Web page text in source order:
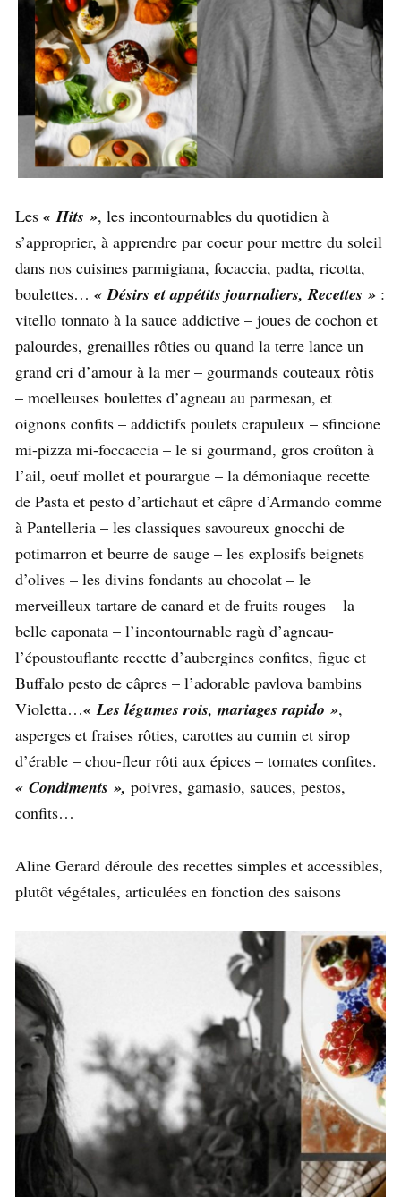
Les « Hits », les incontournables du quotidien à
s’approprier, à apprendre par coeur pour mettre du soleil
dans nos cuisines parmigiana, focaccia, padta, ricotta,
boulettes… « Désirs et appétits journaliers, Recettes » :
vitello tonnato à la sauce addictive – joues de cochon et
palourdes, grenailles rôties ou quand la terre lance un
grand cri d’amour à la mer – gourmands couteaux rôtis
– moelleuses boulettes d’agneau au parmesan, et
oignons confits – addictifs poulets crapuleux – sfincione
mi-pizza mi-foccaccia – le si gourmand, gros croûton à
l’ail, oeuf mollet et pourargue – la démoniaque recette
de Pasta et pesto d’artichaut et câpre d’Armando comme
à Pantelleria – les classiques savoureux gnocchi de
potimarron et beurre de sauge – les explosifs beignets
d’olives – les divins fondants au chocolat – le
merveilleux tartare de canard et de fruits rouges – la
belle caponata – l’incontournable ragù d’agneau-
l’époustouflante recette d’aubergines confites, figue et
Buffalo pesto de câpres – l’adorable pavlova bambins
Violetta…« Les légumes rois, mariages rapido »,
asperges et fraises rôties, carottes au cumin et sirop
d’érable – chou-fleur rôti aux épices – tomates confites.
« Condiments », poivres, gamasio, sauces, pestos,
confits…
Aline Gerard déroule des recettes simples et accessibles,
plutôt végétales, articulées en fonction des saisons